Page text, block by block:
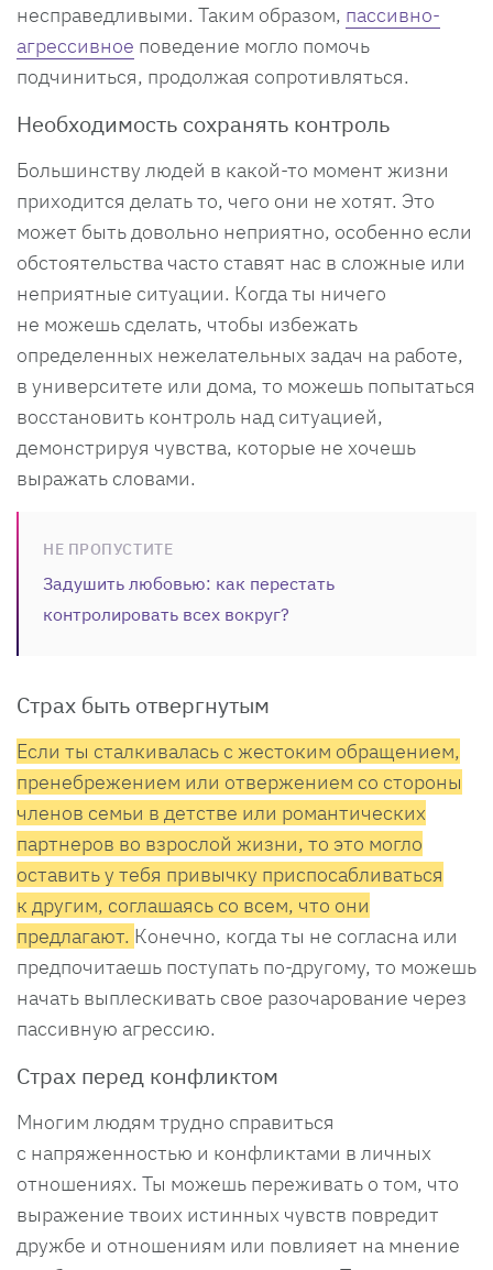
несправедливыми. Таким образом, пассивно-
агрессивное поведение могло помочь
подчиниться, продолжая сопротивляться.
Необходимость сохранять контроль
Большинству людей в какой-то момент жизни
приходится делать то, чего они не хотят. Это
может быть довольно неприятно, особенно если
обстоятельства часто ставят нас в сложные или
неприятные ситуации. Когда ты ничего
не можешь сделать, чтобы избежать
определенных нежелательных задач на работе,
в университете или дома, то можешь попытаться
восстановить контроль над ситуацией,
демонстрируя чувства, которые не хочешь
выражать словами.
НЕ ПРОПУСТИТЕ
Задушить любовью: как перестать
контролировать всех вокруг?
Страх быть отвергнутым
Если ты сталкивалась с жестоким обращением,
пренебрежением или отвержением со стороны
членов семьи в детстве или романтических
партнеров во взрослой жизни, то это могло
оставить у тебя привычку приспосабливаться
к другим, соглашаясь со всем, что они
предлагают. Конечно, когда ты не согласна или
предпочитаешь поступать по-другому, то можешь
начать выплескивать свое разочарование через
пассивную агрессию.
Страх перед конфликтом
Многим людям трудно справиться
с напряженностью и конфликтами в личных
отношениях. Ты можешь переживать о том, что
выражение твоих истинных чувств повредит
дружбе и отношениям или повлияет на мнение